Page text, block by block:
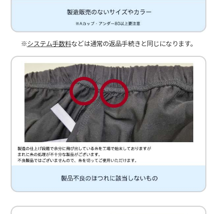
※システム手数料などは通常の返品手続きと同じになります。